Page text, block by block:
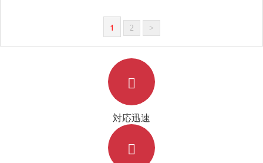
無料 Galaxy S25 S25Ultraスマホケ
S25Ultraケース ブランド レデイー
1 2 >
対応迅速